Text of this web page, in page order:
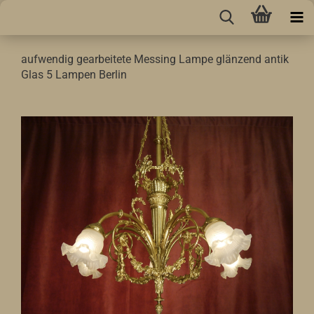
aufwendig gearbeitete Messing Lampe glänzend antik
Glas 5 Lampen Berlin